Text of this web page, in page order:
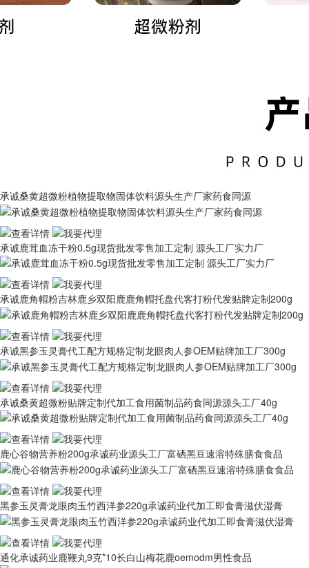
承诚桑黄超微粉植物提取物固体饮料源头生产厂家药食同源
承诚鹿茸血冻干粉0.5g现货批发零售加工定制 源头工厂实力厂
承诚鹿角帽粉吉林鹿乡双阳鹿鹿角帽托盘代客打粉代发贴牌定制200g
承诚黑参玉灵膏代工配方规格定制龙眼肉人参OEM贴牌加工厂300g
承诚桑黄超微粉贴牌定制代加工食用菌制品药食同源源头工厂40g
鹿心谷物营养粉200g承诚药业源头工厂富硒黑豆速溶特殊膳食食品
黑参玉灵膏龙眼肉玉竹西洋参220g承诚药业代加工即食膏滋伏湿膏
通化承诚药业鹿鞭丸9克*10长白山梅花鹿oemodm男性食品